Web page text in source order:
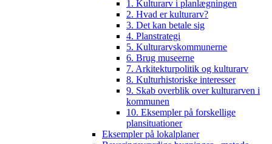
1. Kulturarv i planlægningen
2. Hvad er kulturarv?
3. Det kan betale sig
4. Planstrategi
5. Kulturarvskommunerne
6. Brug museerne
7. Arkitekturpolitik og kulturarv
8. Kulturhistoriske interesser
9. Skab overblik over kulturarven i
kommunen
10. Eksempler på forskellige
plansituationer
Eksempler på lokalplaner